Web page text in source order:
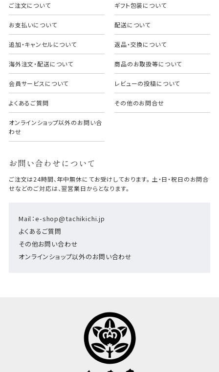
ご注文について ギフト包装について
お支払いについて 配送について
追加・キャンセルについて 返品・交換について
海外注文・配送について 商品のお取扱等について
会員サービスについて レビューの投稿について
よくあるご質問 その他のお問合せ
オンラインショップ以外のお問い合
わせ
お問い合わせについて
Mail：e-shop@tachikichi.jp
よくあるご質問
その他お問い合わせ
オンラインショップ以外のお問い合わせ
ご注文は24時間、年中無休にてお受けしております。 土・日・祝日のお問合
せなどのご対応は、翌営業日からとなります。